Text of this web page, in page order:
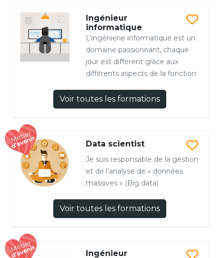
Ingénieur
informatique
L’ingénierie informatique est un
domaine passionnant, chaque
jour est différent grâce aux
différents aspects de la fonction
Voir toutes les formations
Data scientist
Je suis responsable de la gestion
et de l’analyse de « données
massives » (Big data)
Voir toutes les formations
Ingénieur